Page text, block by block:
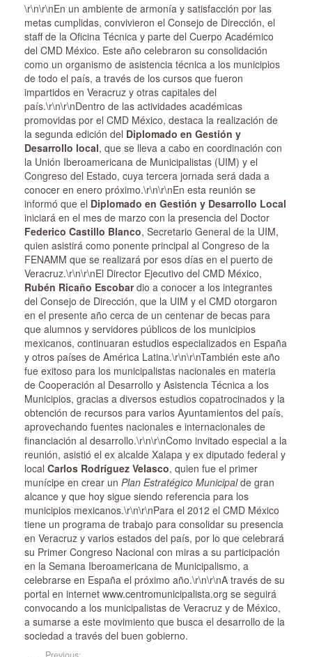
\r\n\r\nEn un ambiente de armonía y satisfacción por las
metas cumplidas, convivieron el Consejo de Dirección, el
staff de la Oficina Técnica y parte del Cuerpo Académico
del CMD México. Este año celebraron su consolidación
como un organismo de asistencia técnica a los municipios
de todo el país, a través de los cursos que fueron
impartidos en Veracruz y otras capitales del
país.\r\n\r\nDentro de las actividades académicas
promovidas por el CMD México, destaca la realización de
la segunda edición del Diplomado en Gestión y
Desarrollo local, que se lleva a cabo en coordinación con
la Unión Iberoamericana de Municipalistas (UIM) y el
Congreso del Estado, cuya tercera jornada será dada a
conocer en enero próximo.\r\n\r\nEn esta reunión se
informó que el Diplomado en Gestión y Desarrollo Local
iniciará en el mes de marzo con la presencia del Doctor
Federico Castillo Blanco, Secretario General de la UIM,
quien asistirá como ponente principal al Congreso de la
FENAMM que se realizará por esos días en el puerto de
Veracruz.\r\n\r\nEl Director Ejecutivo del CMD México,
Rubén Ricaño Escobardio a conocer a los integrantes
del Consejo de Dirección, que la UIM y el CMD otorgaron
en el presente año cerca de un centenar de becas para
que alumnos y servidores públicos de los municipios
mexicanos, continuaran estudios especializados en España
y otros países de América Latina.\r\n\r\nTambién este año
fue exitoso para los municipalistas nacionales en materia
de Cooperación al Desarrollo y Asistencia Técnica a los
Municipios, gracias a diversos estudios copatrocinados y la
obtención de recursos para varios Ayuntamientos del país,
aprovechando fuentes nacionales e internacionales de
financiación al desarrollo.\r\n\r\nComo invitado especial a la
reunión, asistió el ex alcalde Xalapa y ex diputado federal y
local Carlos Rodríguez Velasco, quien fue el primer
munícipe en crear un Plan Estratégico Municipalde gran
alcance y que hoy sigue siendo referencia para los
municipios mexicanos.\r\n\r\nPara el 2012 el CMD México
tiene un programa de trabajo para consolidar su presencia
en Veracruz y varios estados del país, por lo que celebrará
su Primer Congreso Nacional con miras a su participación
en la Semana Iberoamericana de Municipalismo, a
celebrarse en España el próximo año.\r\n\r\nA través de su
portal en internet www.centromunicipalista.org se seguirá
convocando a los municipalistas de Veracruz y de México,
a sumarse a este movimiento que busca el desarrollo de la
sociedad a través del buen gobierno.